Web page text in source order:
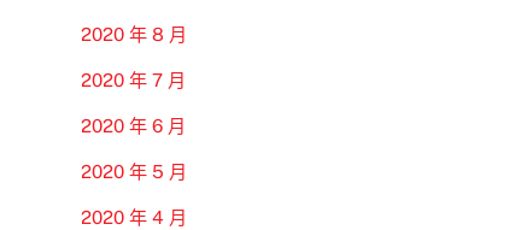
2020 年 8 月
2020 年 7 月
2020 年 6 月
2020 年 5 月
2020 年 4 月